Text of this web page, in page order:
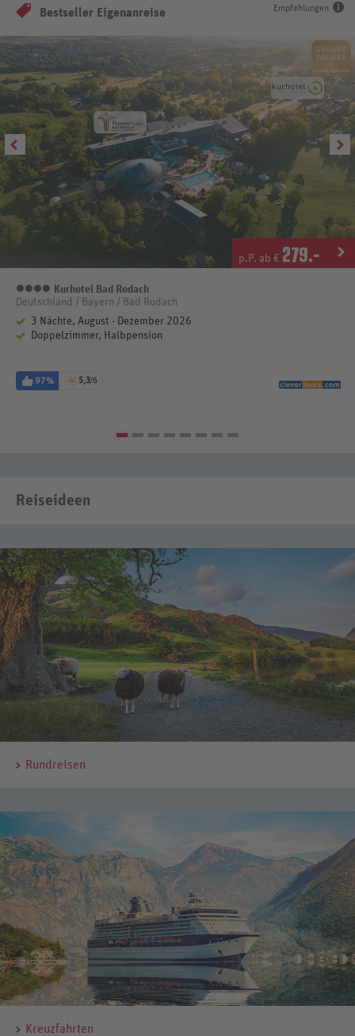
Empfehlungen
Bestseller Eigenanreise
p.P. ab € 279.-
4 Sterne
Kurhotel Bad Rodach
Deutschland / Bayern / Bad Rodach
3 Nächte, August - Dezember 2026
Doppelzimmer, Halbpension
97% 5,3/6
Reiseideen
Rundreisen
Kreuzfahrten